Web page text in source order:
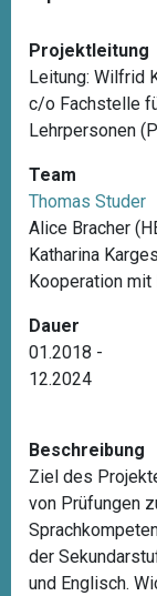
g
a
t
i
o
Projektleitung
Leitung: Wilfrid
c/o Fachstelle
Lehrpersonen
Team
Thomas Studer
Alice Bracher
Katharina
Kooperation mit
Dauer
01.2018 -
12.2024
Beschreibung
Ziel des
von Prüfungen
der
und Englisch.